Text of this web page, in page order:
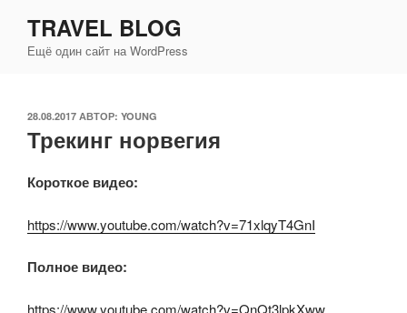
содержимому
TRAVEL BLOG
Ещё один сайт на WordPress
ОПУБЛИКОВАНО
28.08.2017 АВТОР: YOUNG
Трекинг норвегия
Короткое видео:
https://www.youtube.com/watch?v=71xlqyT4GnI
Полное видео:
https://www.youtube.com/watch?v=QnQt3lpkXww